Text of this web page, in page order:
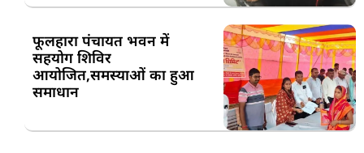
फूलहारा पंचायत भवन में
सहयोग शिविर
आयोजित,समस्याओं का हुआ
समाधान